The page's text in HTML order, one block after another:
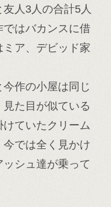
人3人の合計5人
はバカンスに借
ミア、デビッド家
作の小屋は同じ
た目が似ている
ていたクリーム
では全く見かけ
シュ達が乗って